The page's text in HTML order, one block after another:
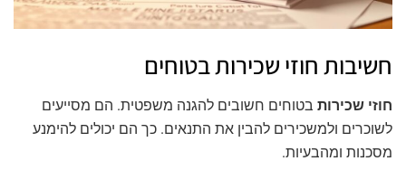
חשיבות חוזי שכירות בטוחים
חוזי שכירות בטוחים חשובים להגנה משפטית. הם מסייעים
לשוכרים ולמשכירים להבין את התנאים. כך הם יכולים להימנע
מסכנות ומהבעיות.